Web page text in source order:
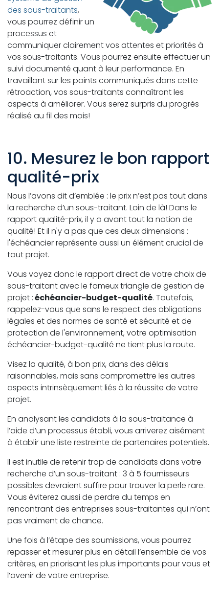
des sous-traitants,
vous pourrez définir un
processus et
communiquer clairement vos attentes et priorités à
vos sous-traitants. Vous pourrez ensuite effectuer un
suivi documenté quant à leur performance. En
travaillant sur les points communiqués dans cette
rétroaction, vos sous-traitants connaîtront les
aspects à améliorer. Vous serez surpris du progrès
réalisé au fil des mois!
10. Mesurez le bon rapport
qualité-prix
Nous l’avons dit d’emblée : le prix n’est pas tout dans
la recherche d’un sous-traitant. Loin de là! Dans le
rapport qualité-prix, il y a avant tout la notion de
qualité! Et il n'y a pas que ces deux dimensions :
l'échéancier représente aussi un élément crucial de
tout projet.
Vous voyez donc le rapport direct de votre choix de
sous-traitant avec le fameux triangle de gestion de
projet :échéancier-budget-qualité. Toutefois,
rappelez-vous que sans le respect des obligations
légales et des normes de santé et sécurité et de
protection de l'environnement, votre optimisation
échéancier-budget-qualité ne tient plus la route.
Visez la qualité, à bon prix, dans des délais
raisonnables, mais sans compromettre les autres
aspects intrinsèquement liés à la réussite de votre
projet.
En analysant les candidats à la sous-traitance à
l’aide d’un processus établi, vous arriverez aisément
à établir une liste restreinte de partenaires potentiels.
Il est inutile de retenir trop de candidats dans votre
recherche d’un sous-traitant : 3 à 5 fournisseurs
possibles devraient suffire pour trouver la perle rare.
Vous éviterez aussi de perdre du temps en
rencontrant des entreprises sous-traitantes qui n’ont
pas vraiment de chance.
Une fois à l’étape des soumissions, vous pourrez
repasser et mesurer plus en détail l’ensemble de vos
critères, en priorisant les plus importants pour vous et
l’avenir de votre entreprise.